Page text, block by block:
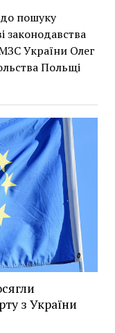
пошуку
законодавства
України Олег
Польщі
з України